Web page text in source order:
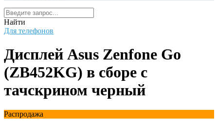
Найти
Для телефонов
Дисплей Asus Zenfone Go
(ZB452KG) в сборе с
тачскрином черный
Распродажа